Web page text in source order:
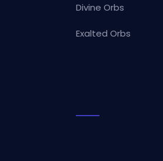
Divine Orbs
Exalted Orbs